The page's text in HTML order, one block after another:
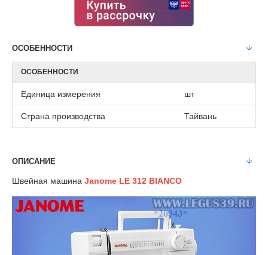
ОСОБЕННОСТИ
ОСОБЕННОСТИ
Единица измерения шт
Страна производства Тайвань
ОПИСАНИЕ
Швейная машина Janome LE 312 BIANCO